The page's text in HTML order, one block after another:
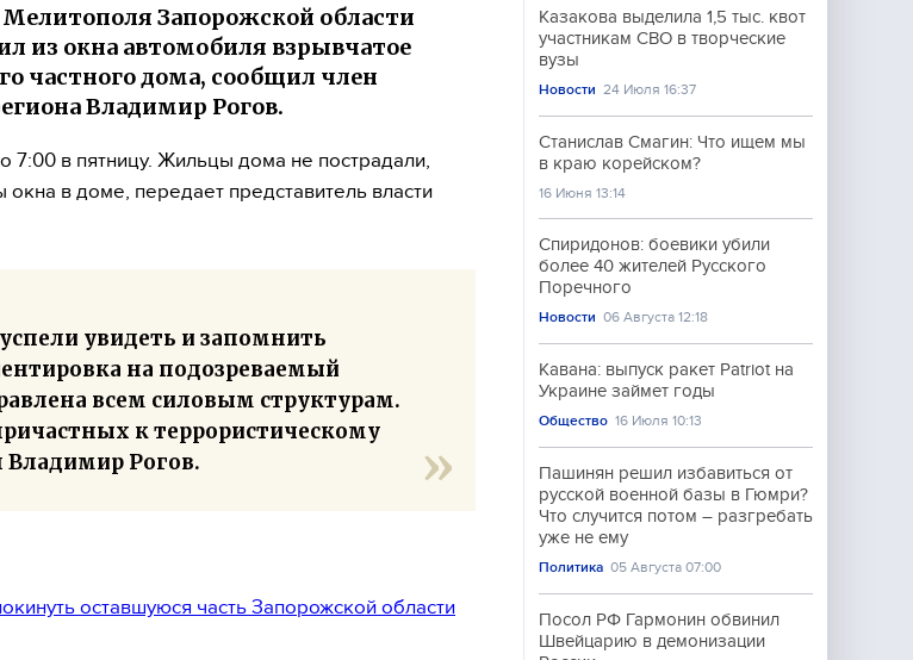
Запорожской области
из окна автомобиля взрывчатое
частного дома, сообщил член
Владимир Рогов.
7:00 в пятницу. Жильцы дома не пострадали,
в доме, передает представитель власти
увидеть и запомнить
на подозреваемый
всем силовым структурам.
к террористическому
Рогов.
оставшуюся часть Запорожской области
Казакова выделила 1,5 тыс. квот
участникам СВО в творческие
вузы
Новости 24 Июля 16:37
Станислав Смагин: Что ищем мы
в краю корейском?
16 Июня 13:14
Спиридонов: боевики убили
более 40 жителей Русского
Поречного
Новости 06 Августа 12:18
Кавана: выпуск ракет Patriot на
Украине займет годы
Общество 16 Июля 10:13
Пашинян решил избавиться от
русской военной базы в Гюмри?
Что случится потом – разгребать
уже не ему
Политика 05 Августа 07:00
Посол РФ Гармонин обвинил
Швейцарию в демонизации